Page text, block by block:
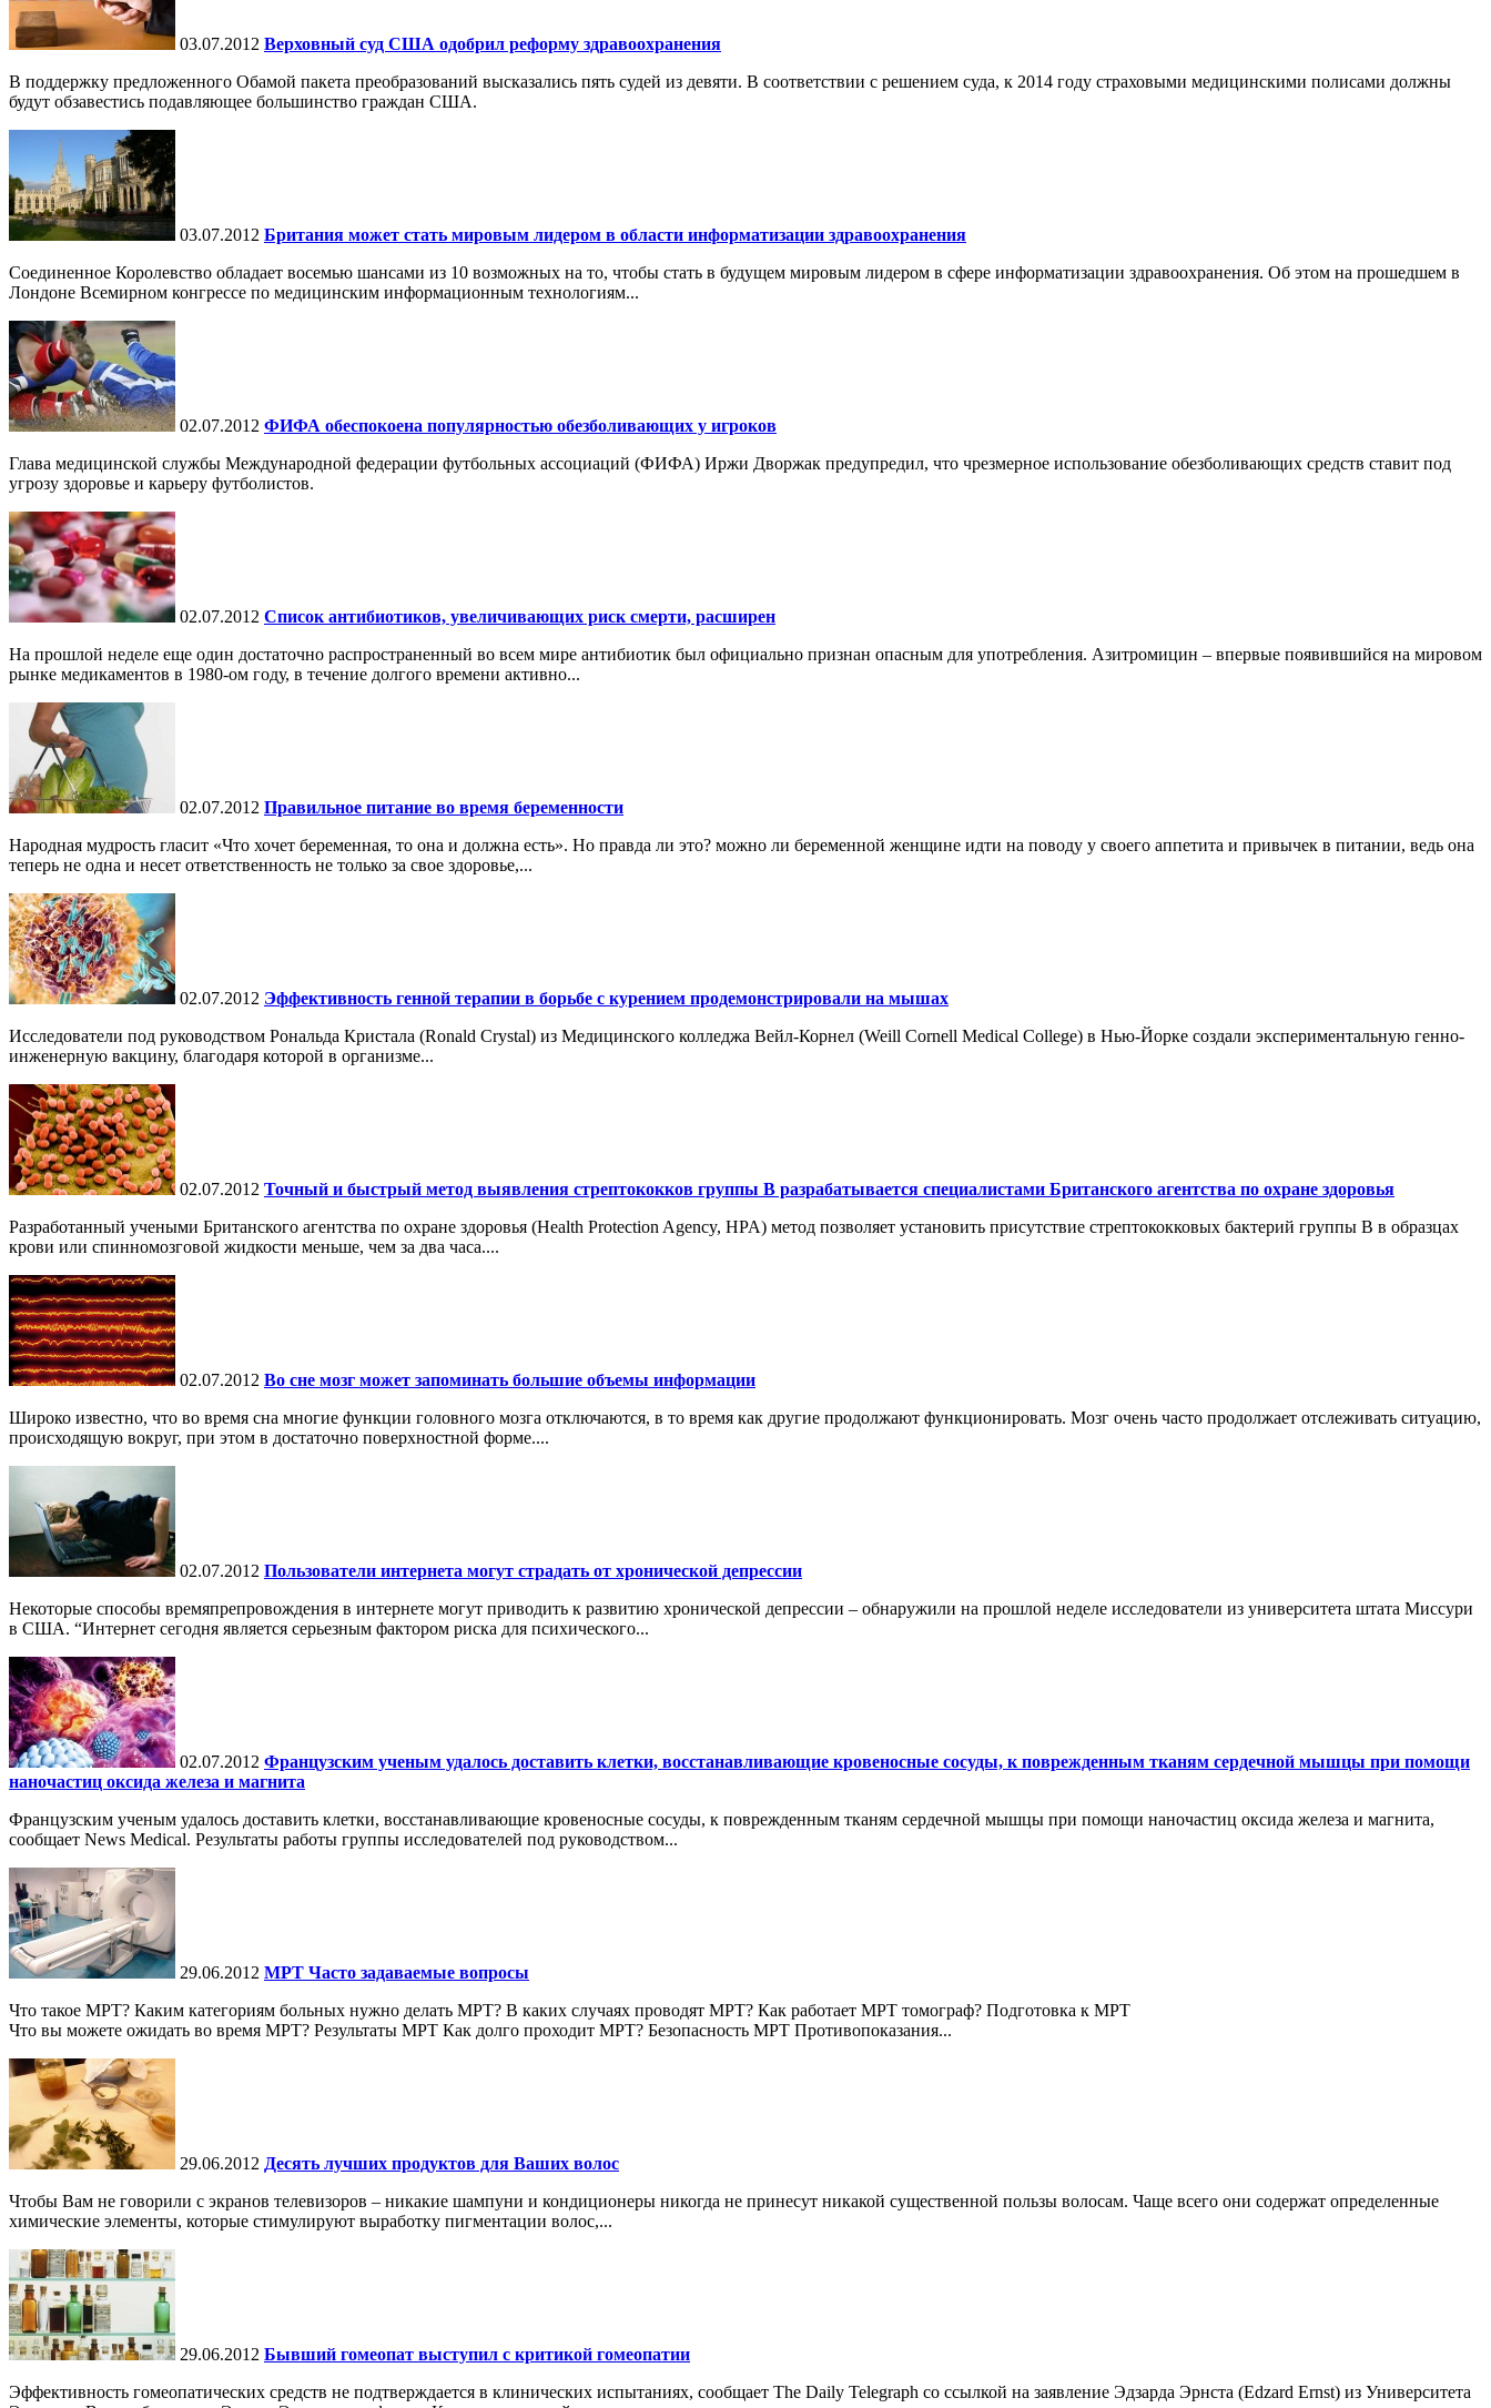
03.07.2012 Верховный суд США одобрил реформу здравоохранения
В поддержку предложенного Обамой пакета преобразований высказались пять судей из девяти. В соответствии с решением суда, к 2014 году страховыми медицинскими полисами должны
будут обзавестись подавляющее большинство граждан США.
03.07.2012 Британия может стать мировым лидером в области информатизации здравоохранения
Соединенное Королевство обладает восемью шансами из 10 возможных на то, чтобы стать в будущем мировым лидером в сфере информатизации здравоохранения. Об этом на прошедшем в
Лондоне Всемирном конгрессе по медицинским информационным технологиям...
02.07.2012 ФИФА обеспокоена популярностью обезболивающих у игроков
Глава медицинской службы Международной федерации футбольных ассоциаций (ФИФА) Иржи Дворжак предупредил, что чрезмерное использование обезболивающих средств ставит под
угрозу здоровье и карьеру футболистов.
02.07.2012 Список антибиотиков, увеличивающих риск смерти, расширен
На прошлой неделе еще один достаточно распространенный во всем мире антибиотик был официально признан опасным для употребления. Азитромицин – впервые появившийся на мировом
рынке медикаментов в 1980-ом году, в течение долгого времени активно...
02.07.2012 Правильное питание во время беременности
Народная мудрость гласит «Что хочет беременная, то она и должна есть». Но правда ли это? можно ли беременной женщине идти на поводу у своего аппетита и привычек в питании, ведь она
теперь не одна и несет ответственность не только за свое здоровье,...
02.07.2012 Эффективность генной терапии в борьбе с курением продемонстрировали на мышах
Исследователи под руководством Рональда Кристала (Ronald Crystal) из Медицинского колледжа Вейл-Корнел (Weill Cornell Medical College) в Нью-Йорке создали экспериментальную генно-
инженерную вакцину, благодаря которой в организме...
02.07.2012 Точный и быстрый метод выявления стрептококков группы В разрабатывается специалистами Британского агентства по охране здоровья
Разработанный учеными Британского агентства по охране здоровья (Health Protection Agency, HPA) метод позволяет установить присутствие стрептококковых бактерий группы В в образцах
крови или спинномозговой жидкости меньше, чем за два часа....
02.07.2012 Во сне мозг может запоминать большие объемы информации
Широко известно, что во время сна многие функции головного мозга отключаются, в то время как другие продолжают функционировать. Мозг очень часто продолжает отслеживать ситуацию,
происходящую вокруг, при этом в достаточно поверхностной форме....
02.07.2012 Пользователи интернета могут страдать от хронической депрессии
Некоторые способы времяпрепровождения в интернете могут приводить к развитию хронической депрессии – обнаружили на прошлой неделе исследователи из университета штата Миссури
в США. “Интернет сегодня является серьезным фактором риска для психического...
02.07.2012 Французским ученым удалось доставить клетки, восстанавливающие кровеносные сосуды, к поврежденным тканям сердечной мышцы при помощи
наночастиц оксида железа и магнита
Французским ученым удалось доставить клетки, восстанавливающие кровеносные сосуды, к поврежденным тканям сердечной мышцы при помощи наночастиц оксида железа и магнита,
сообщает News Medical. Результаты работы группы исследователей под руководством...
29.06.2012 МРТ Часто задаваемые вопросы
Что такое МРТ? Каким категориям больных нужно делать МРТ? В каких случаях проводят МРТ? Как работает МРТ томограф? Подготовка к МРТ
Что вы можете ожидать во время МРТ? Результаты МРТ Как долго проходит МРТ? Безопасность МРТ Противопоказания...
29.06.2012 Десять лучших продуктов для Ваших волос
Чтобы Вам не говорили с экранов телевизоров – никакие шампуни и кондиционеры никогда не принесут никакой существенной пользы волосам. Чаще всего они содержат определенные
химические элементы, которые стимулируют выработку пигментации волос,...
29.06.2012 Бывший гомеопат выступил с критикой гомеопатии
Эффективность гомеопатических средств не подтверждается в клинических испытаниях, сообщает The Daily Telegraph со ссылкой на заявление Эдзарда Эрнста (Edzard Ernst) из Университета